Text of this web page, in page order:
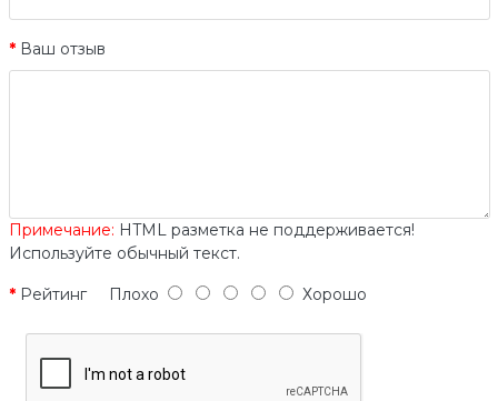
Ваш отзыв
Примечание: HTML разметка не поддерживается!
Используйте обычный текст.
РейтингПлохо Хорошо